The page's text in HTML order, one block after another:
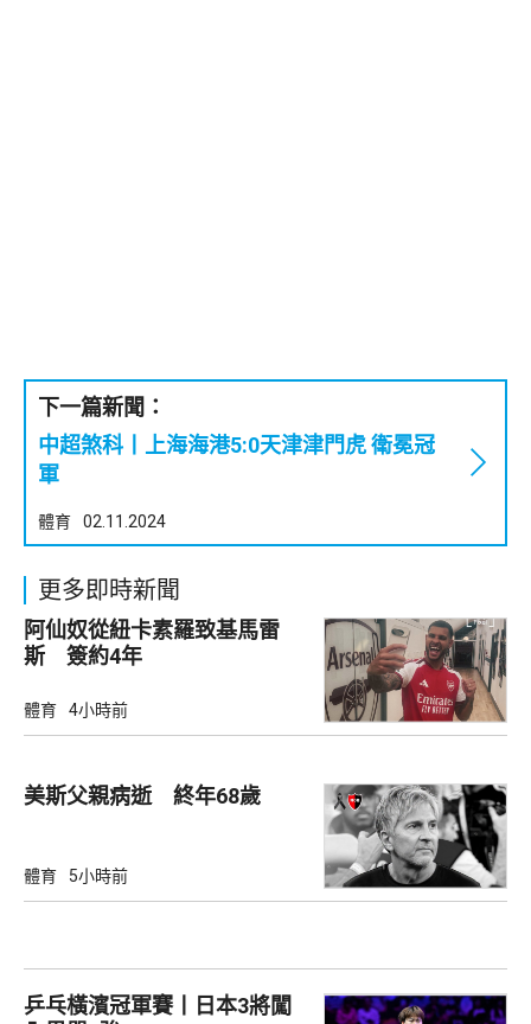
下一篇新聞：
中超煞科丨上海海港5:0天津津門虎 衛冕冠
軍
體育 02.11.2024
更多即時新聞
阿仙奴從紐卡素羅致基馬雷
斯 簽約4年
體育 4小時前
美斯父親病逝 終年68歲
體育 5小時前
乒乓橫濱冠軍賽丨日本3將闖